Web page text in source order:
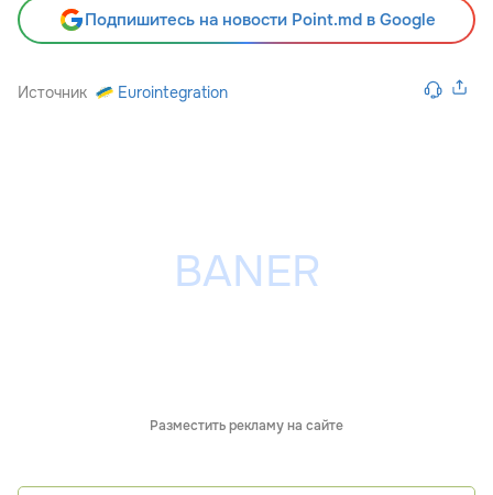
Подпишитесь на новости Point.md в Google
Источник Eurointegration
Разместить рекламу на сайте